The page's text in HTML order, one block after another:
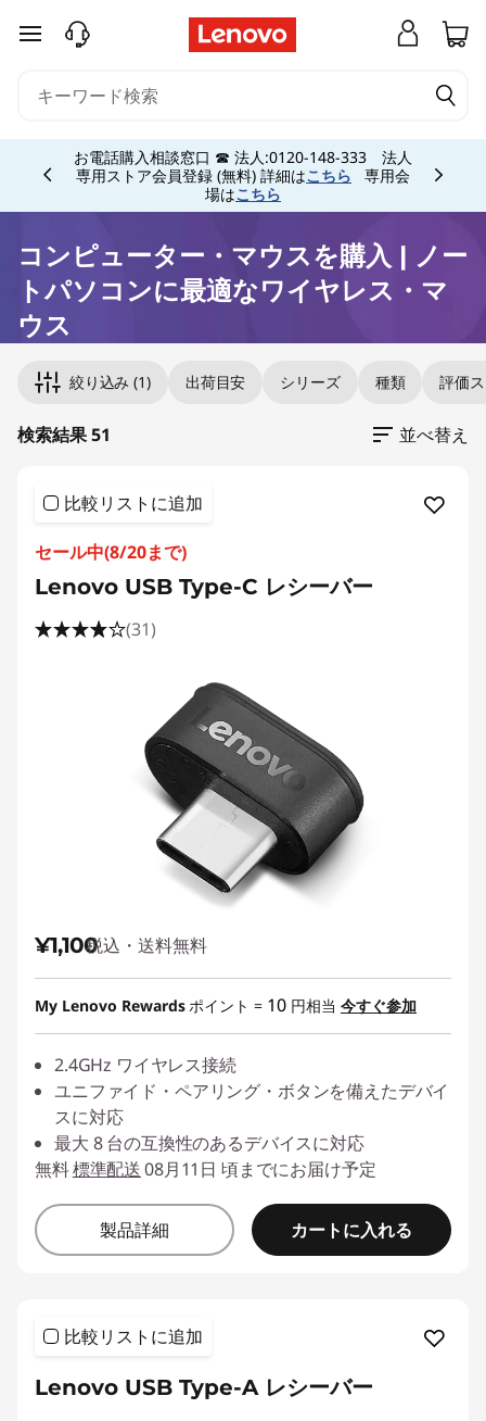
コ
ー
タ
ー
マ
ソ
ン
メインコンテンツにスキップする
お電話購入相談窓口 ☎ 法人:0120-148-333 法人
専用ストア会員登録 (無料) 詳細はこちら
専用会
場はこちら
Currently displaying item 5 of 5
コンピューター・マウスを購入 | ノー
トパソコンに最適なワイヤレス・マ
ウス
絞り込み(1) 出荷目安 シリーズ 種類 評価
検索結果 51 並べ替え
比較リストに追加
セール中(8/20まで)
Lenovo USB Type-C レシーバー
(31)
¥1,100税込・送料無料
My Lenovo Rewardsポイント = 10 円相当 今すぐ参加
2.4GHz ワイヤレス接続
ユニファイド・ペアリング・ボタンを備えたデバイ
スに対応
最大 8 台の互換性のあるデバイスに対応
無料標準配送08月11日 頃までにお届け予定
製品詳細 カートに入れる
比較リストに追加
Lenovo USB Type-A レシーバー